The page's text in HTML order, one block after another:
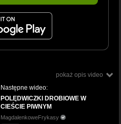
pokaż opis video
Następne wideo:
POLĘDWICZKI DROBIOWE W
CIEŚCIE PIWNYM
MagdalenkoweFrykasy